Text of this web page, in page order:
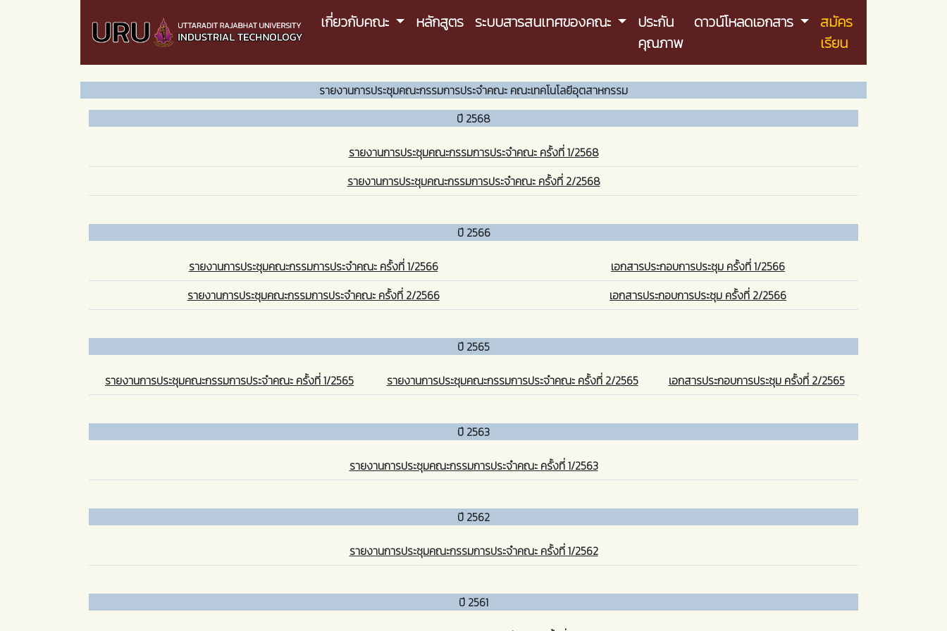
เกี่ยวกับคณะ หลักสูตร ระบบสารสนเทศของคณะ
ประกัน
คุณภาพ
ดาวน์โหลดเอกสาร
สมัคร
เรียน
รายงานการประชุมคณะกรรมการประจำคณะ คณะเทคโนโลยีอุตสาหกรรม
ปี 2568
รายงานการประชุมคณะกรรมการประจำคณะ ครั้งที่ 1/2568
รายงานการประชุมคณะกรรมการประจำคณะ ครั้งที่ 2/2568
ปี 2566
รายงานการประชุมคณะกรรมการประจำคณะ ครั้งที่ 1/2566
เอกสารประกอบการประชุม ครั้งที่ 1/2566
รายงานการประชุมคณะกรรมการประจำคณะ ครั้งที่ 2/2566
เอกสารประกอบการประชุม ครั้งที่ 2/2566
ปี 2565
รายงานการประชุมคณะกรรมการประจำคณะ ครั้งที่ 1/2565
รายงานการประชุมคณะกรรมการประจำคณะ ครั้งที่ 2/2565 เอกสารประกอบการประชุม ครั้งที่ 2/2565
ปี 2563
รายงานการประชุมคณะกรรมการประจำคณะ ครั้งที่ 1/2563
ปี 2562
รายงานการประชุมคณะกรรมการประจำคณะ ครั้งที่ 1/2562
ปี 2561